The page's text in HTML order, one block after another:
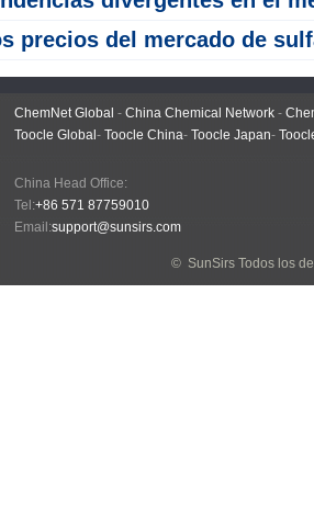
de sulfato de amonio cayeron con debilidad (29 de junio - 3 de
ChemNet Global - China Chemical Network -
Toocle Global - Toocle China- Toocle Japan-
China Head Office:
Tel:+86 571 87759010
Email:support@sunsirs.com
© SunSirs Todos los